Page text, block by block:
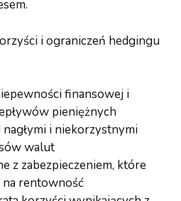
i ograniczeń hedgingu
finansowej i
pieniężnych
i niekorzystnymi
walut
z zabezpieczeniem, które
na rentowność